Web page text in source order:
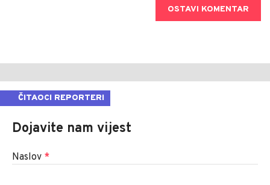
OSTAVI KOMENTAR
ČITAOCI REPORTERI
Dojavite nam vijest
Naslov *